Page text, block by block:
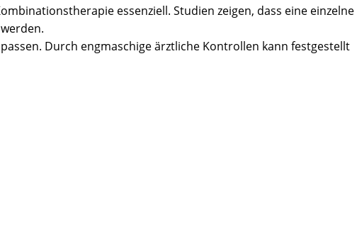
essenziell. Studien zeigen, dass eine einzelne
Durch engmaschige ärztliche Kontrollen kann festgestellt